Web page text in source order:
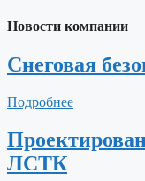
Новости компании
Снеговая
Подробнее
ЛСТК